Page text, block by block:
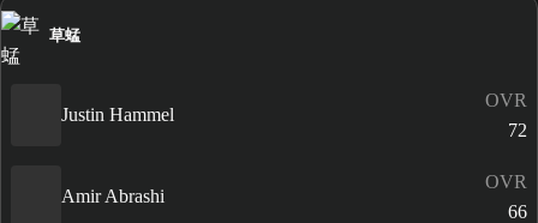
草蜢
Justin Hammel
OVR
72
Amir Abrashi
OVR
66